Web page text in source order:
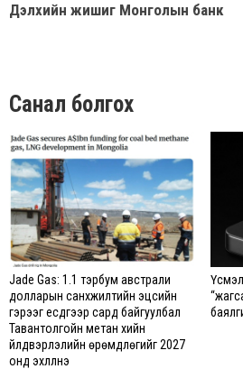
Дэлхийн жишиг Монголын банк
Санал болгох
Jade Gas: 1.1 тэрбум австрали
долларын санхүүжилтийн эцсийн
гэрээг есдүгээр сард байгуулбал
Тавантолгойн метан хийн
үйлдвэрлэлийн өрөмдлөгийг 2027
онд эхлүүлнэ